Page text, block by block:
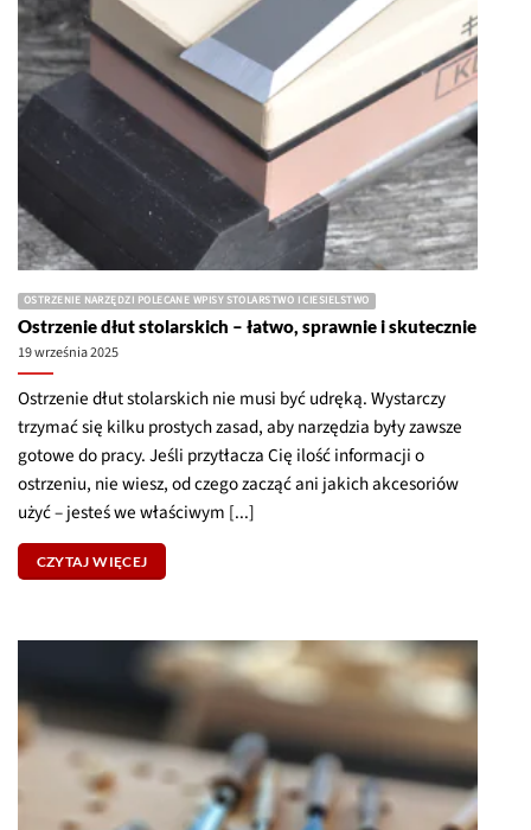
OSTRZENIE NARZĘDZI POLECANE WPISY STOLARSTWO I CIESIELSTWO
Ostrzenie dłut stolarskich – łatwo, sprawnie i skutecznie
19 września 2025
Ostrzenie dłut stolarskich nie musi być udręką. Wystarczy
trzymać się kilku prostych zasad, aby narzędzia były zawsze
gotowe do pracy. Jeśli przytłacza Cię ilość informacji o
ostrzeniu, nie wiesz, od czego zacząć ani jakich akcesoriów
użyć – jesteś we właściwym [...]
CZYTAJ WIĘCEJ